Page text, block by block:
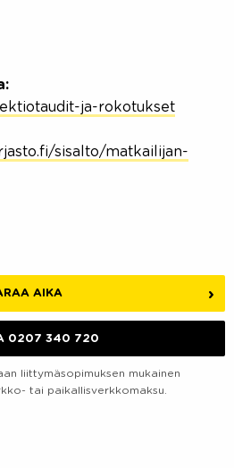
ja-rokotukset
sisalto/matkailijan-
AIKA
0207 340 720
liittymäsopimuksen mukainen
tai paikallisverkkomaksu.